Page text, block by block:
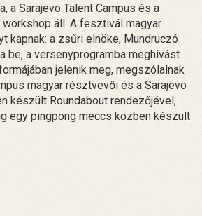
a Sarajevo Talent Campus és a
áll. A fesztivál magyar
kapnak: a zsűri elnöke, Mundruczó
be, a versenyprogramba meghívást
jelenik meg, megszólalnak
magyar résztvevői és a Sarajevo
készült Roundabout rendezőjével,
egy pingpong meccs közben készült